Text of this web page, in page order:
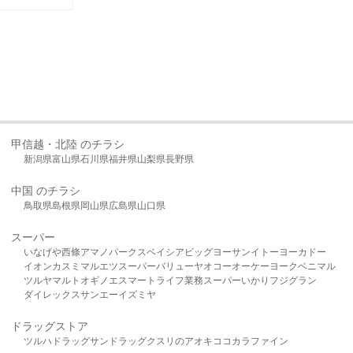
甲信越・北陸 のチラシ
新潟県富山県石川県福井県山梨県長野県
中国 のチラシ
鳥取県島根県岡山県広島県山口県
スーパー
いなげや西條アマノパークスベイシア ビッグヨーサンイトーヨーカドー
イオンカスミ マルエツ スーパーバリューヤオコーオーケー ヨークベニマル
ツルヤマルト オギノ エスマート ライフ業務スーパーいかり フジグラン
ダイレックスサンエーイズミヤ
ドラッグストア
ツルハドラッグサンドラッグクスリのアオキ ココカラファイン